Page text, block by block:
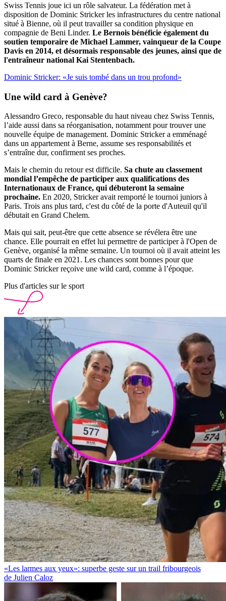
Swiss Tennis joue ici un rôle salvateur. La fédération met à
disposition de Dominic Stricker les infrastructures du centre national
situé à Bienne, où il peut travailler sa condition physique en
compagnie de Beni Linder. Le Bernois bénéficie également du
soutien temporaire de Michael Lammer, vainqueur de la Coupe
Davis en 2014, et désormais responsable des jeunes, ainsi que de
l'entraîneur national Kai Stentenbach.
Dominic Stricker: «Je suis tombé dans un trou profond»
Une wild card à Genève?
Alessandro Greco, responsable du haut niveau chez Swiss Tennis,
l’aide aussi dans sa réorganisation, notamment pour trouver une
nouvelle équipe de management. Dominic Stricker a emménagé
dans un appartement à Berne, assume ses responsabilités et
s’entraîne dur, confirment ses proches.
Mais le chemin du retour est difficile. Sa chute au classement
mondial l’empêche de participer aux qualifications des
Internationaux de France, qui débuteront la semaine
prochaine. En 2020, Stricker avait remporté le tournoi juniors à
Paris. Trois ans plus tard, c'est du côté de la porte d'Auteuil qu'il
débutait en Grand Chelem.
Mais qui sait, peut-être que cette absence se révélera être une
chance. Elle pourrait en effet lui permettre de participer à l'Open de
Genève, organisé la même semaine. Un tournoi où il avait atteint les
quarts de finale en 2021. Les chances sont bonnes pour que
Dominic Stricker reçoive une wild card, comme à l’époque.
Plus d'articles sur le sport
«Les larmes aux yeux»: superbe geste sur un trail fribourgeois
de Julien Caloz